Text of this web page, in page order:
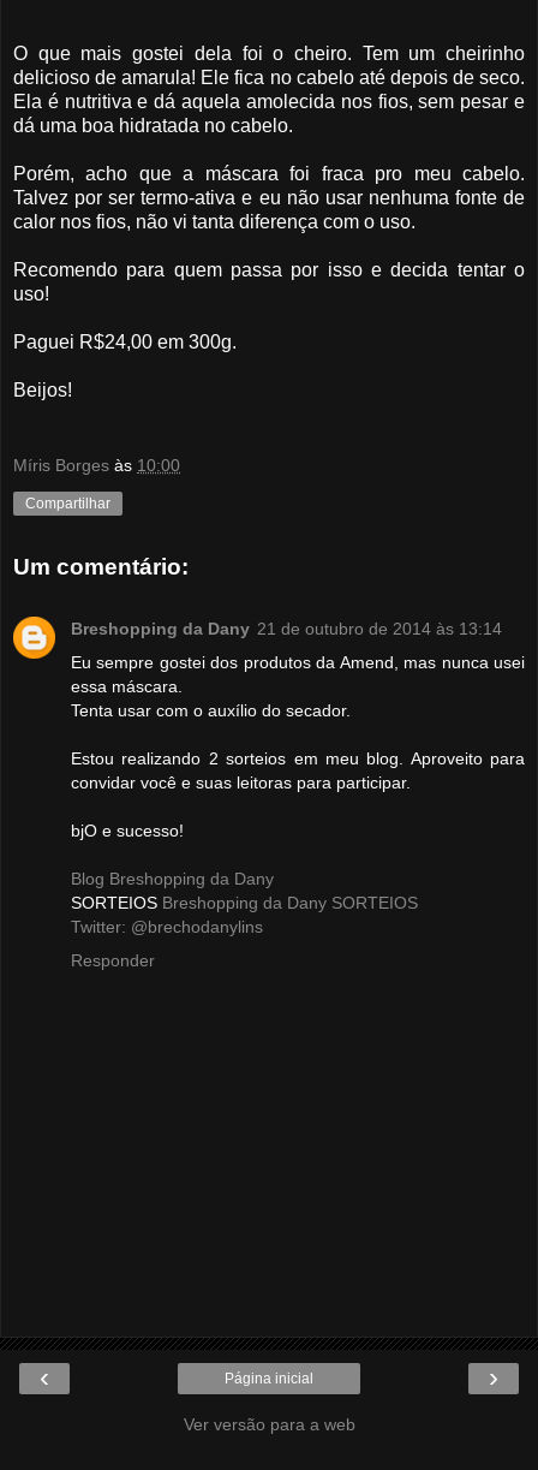
O que mais gostei dela foi o cheiro. Tem um cheirinho
delicioso de amarula! Ele fica no cabelo até depois de seco.
Ela é nutritiva e dá aquela amolecida nos fios, sem pesar e
dá uma boa hidratada no cabelo.
Porém, acho que a máscara foi fraca pro meu cabelo.
Talvez por ser termo-ativa e eu não usar nenhuma fonte de
calor nos fios, não vi tanta diferença com o uso.
Recomendo para quem passa por isso e decida tentar o
uso!
Paguei R$24,00 em 300g.
Beijos!
Míris Borges às 10:00
Compartilhar
Um comentário:
Breshopping da Dany 21 de outubro de 2014 às 13:14
Eu sempre gostei dos produtos da Amend, mas nunca usei
essa máscara.
Tenta usar com o auxílio do secador.
Estou realizando 2 sorteios em meu blog. Aproveito para
convidar você e suas leitoras para participar.
bjO e sucesso!
Blog Breshopping da Dany
SORTEIOS Breshopping da Dany SORTEIOS
Twitter: @brechodanylins
Responder
‹ ›
Página inicial
Ver versão para a web